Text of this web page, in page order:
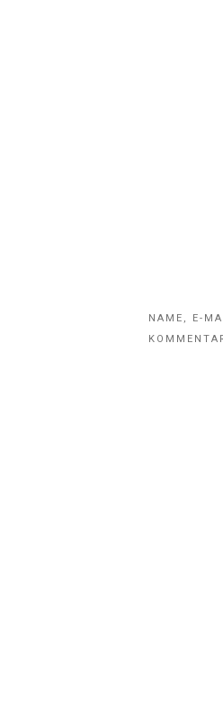
NAME, E-